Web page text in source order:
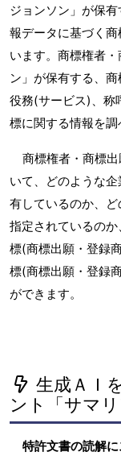
ジョンソン」が保
報データに基づく
います。商標権者
ン」が保有する、
役務(サービス)、称
標に関する情報を調
商標権者・商標
いて、どのような
有しているのか、
指定されているの
標(商標出願・登録
標(商標出願・登録
ができます。
生成ＡＩ
ント「サマリ
特許文書の読解